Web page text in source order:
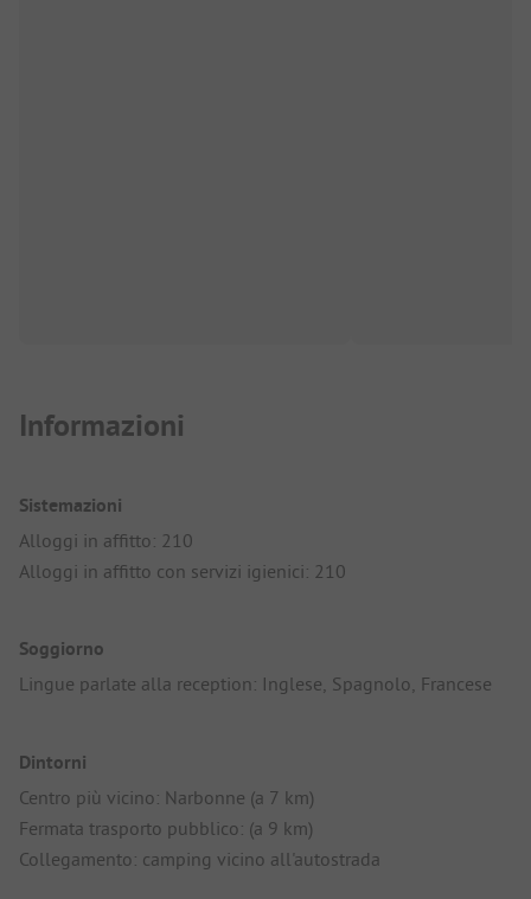
Informazioni
Sistemazioni
Alloggi in affitto: 210
Alloggi in affitto con servizi igienici: 210
Soggiorno
Lingue parlate alla reception: Inglese, Spagnolo, Francese
Dintorni
Centro più vicino: Narbonne (a 7 km)
Fermata trasporto pubblico: (a 9 km)
Collegamento: camping vicino all'autostrada